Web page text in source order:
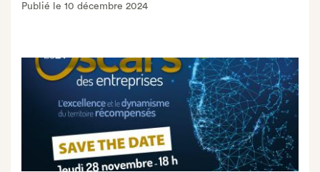
Publié le 10 décembre 2024